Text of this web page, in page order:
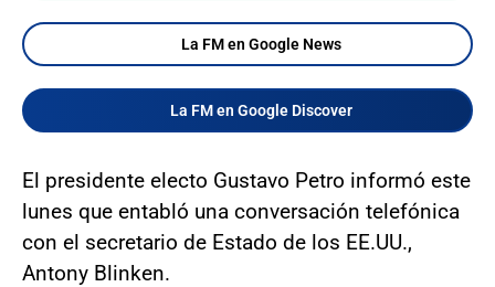
La FM en Google News
La FM en Google Discover
El presidente electo Gustavo Petro informó este
lunes que entabló una conversación telefónica
con el secretario de Estado de los EE.UU.,
Antony Blinken.